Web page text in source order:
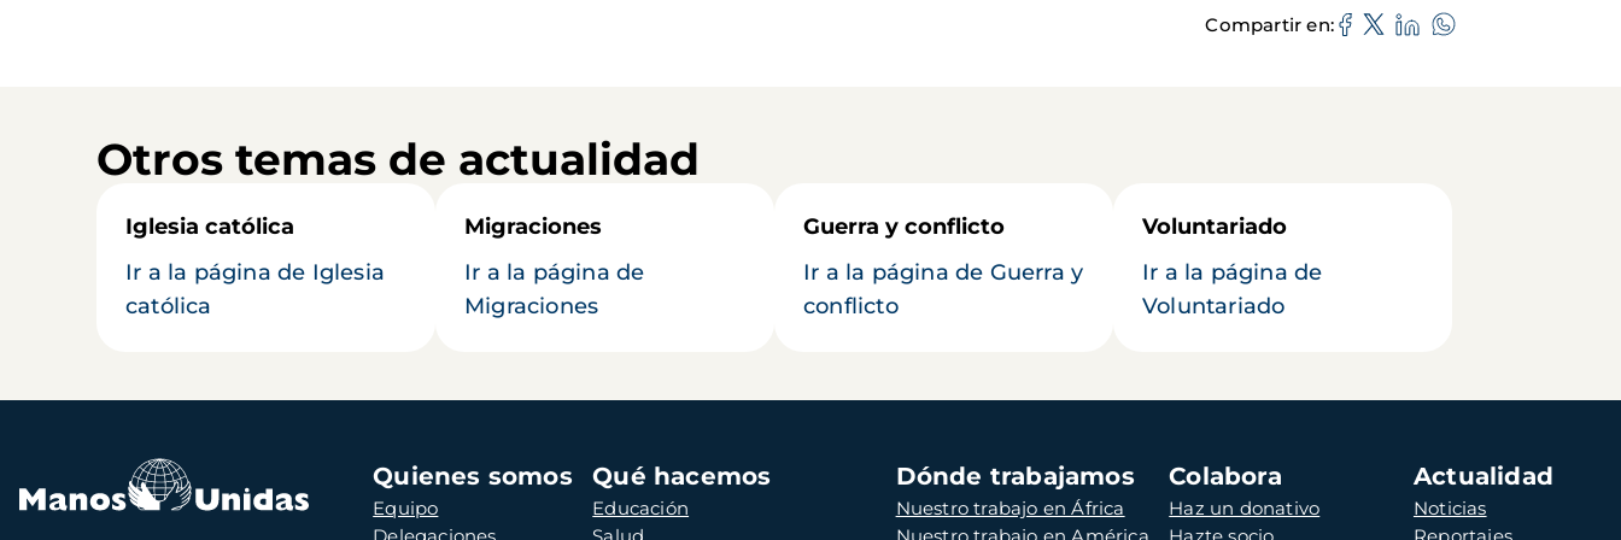
Compartir en
Otros temas de actualidad
Iglesia católica
Ir a la página de Iglesia
católica
Migraciones
Ir a la página de
Migraciones
Guerra y conflicto
Ir a la página de Guerra y
conflicto
Voluntariado
Ir a la página de
Voluntariado
Navegación
principal
Quienes somos
Equipo
Qué hacemos
Educación
Dónde trabajamos
Nuestro trabajo en África
Colabora
Haz un donativo
Actualidad
Noticias